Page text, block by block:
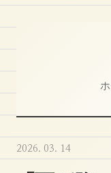
2026. 03. 14